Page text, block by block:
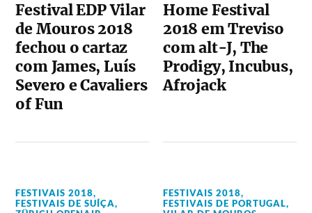
Festival EDP Vilar
de Mouros 2018
fechou o cartaz
com James, Luís
Severo e Cavaliers
of Fun
Home Festival
2018 em Treviso
com alt-J, The
Prodigy, Incubus,
Afrojack
FESTIVAIS 2018,
FESTIVAIS DE SUÍÇA,
FESTIVAIS 2018,
FESTIVAIS DE PORTUGAL,